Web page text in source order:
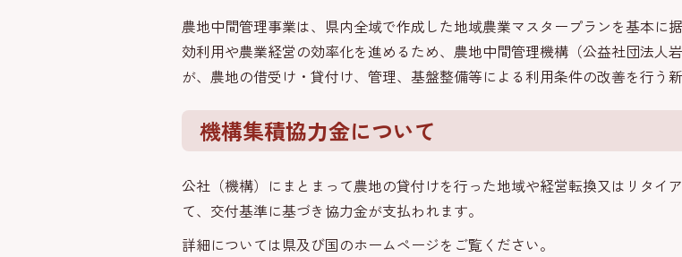
農地中間管理事業は、県内全域で作成した地域農業マスタープランを基本に
効利用や農業経営の効率化を進めるため、農地中間管理機構（公益社団法人
が、農地の借受け・貸付け、管理、基盤整備等による利用条件の改善を行う新
機構集積協力金について
公社（機構）にまとまって農地の貸付けを行った地域や経営転換又はリタイ
て、交付基準に基づき協力金が支払われます。
詳細については県及び国のホームページをご覧ください。